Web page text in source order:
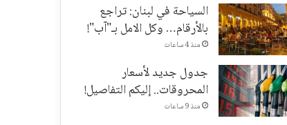
السياحة في لبنان: تراجع
بالأرقام… وكل الامل بـ"آب"!
منذ 4 ساعات
جدول جديد لأسعار
المحروقات.. إليكم التفاصيل!
منذ 9 ساعات